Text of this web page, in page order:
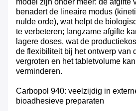
benadert de lineaire modus
nulde orde), wat helpt de
te verbeteren; langzame afgifte
lagere doses, wat de
de flexibiliteit bij het ontwerp van
vergroten en het tabletvolume
verminderen.
Carbopol 940: veelzijdig in
bioadhesieve preparaten